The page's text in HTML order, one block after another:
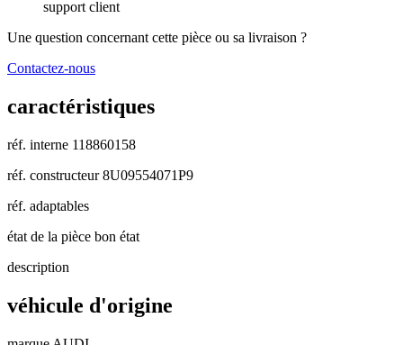
support client
Une question concernant cette pièce ou sa livraison ?
Contactez-nous
caractéristiques
réf. interne 118860158
réf. constructeur 8U09554071P9
réf. adaptables
état de la pièce bon état
description
véhicule d'origine